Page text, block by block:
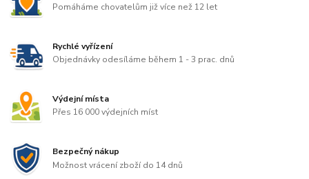
Pomáháme chovatelům již více než 12 let
Rychlé vyřízení
Objednávky odesíláme během 1 - 3 prac. dnů
Výdejní místa
Přes 16 000 výdejních míst
Bezpečný nákup
Možnost vrácení zboží do 14 dnů